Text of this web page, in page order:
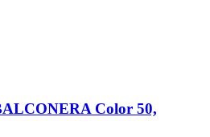
Color 50,